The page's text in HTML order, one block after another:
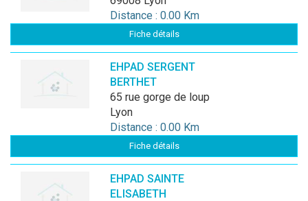
Distance : 0.00 Km
Fiche détails
EHPAD SERGENT
BERTHET
65 rue gorge de loup
Lyon
Distance : 0.00 Km
Fiche détails
EHPAD SAINTE
ELISABETH